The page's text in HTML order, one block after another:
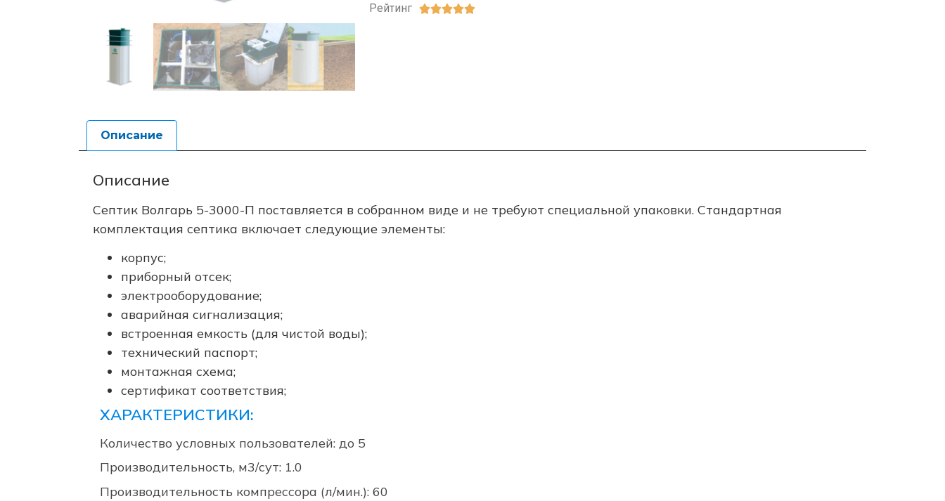
Рейтинг 
Описание
Описание
Септик Волгарь 5-3000-П поставляется в собранном виде и не требуют специальной упаковки. Стандартная
комплектация септика включает следующие элементы:
корпус;
приборный отсек;
электрооборудование;
аварийная сигнализация;
встроенная емкость (для чистой воды);
технический паспорт;
монтажная схема;
сертификат соответствия;
ХАРАКТЕРИСТИКИ:
Количество условных пользователей: до 5
Производительность, м3/сут: 1.0
Производительность компрессора (л/мин.): 60